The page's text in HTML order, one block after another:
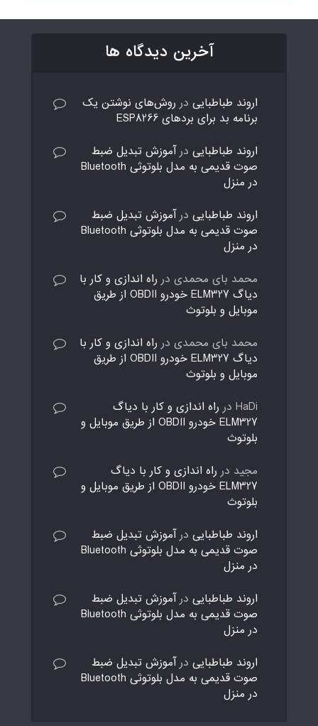
آخرین دیدگاه ها
اروند طباطبایی در روش‌های نوشتن یک
برنامه بد برای بردهای ESP8266
اروند طباطبایی درآموزش تبدیل ضبط
صوت قدیمی به مدل بلوتوثی Bluetooth
در منزل
اروند طباطبایی درآموزش تبدیل ضبط
صوت قدیمی به مدل بلوتوثی Bluetooth
در منزل
محمد بای محمدی در راه اندازی و کار با
دیاگ ELM327 خودرو OBDII از طریق
موبایل و بلوتوث
محمد بای محمدی در راه اندازی و کار با
دیاگ ELM327 خودرو OBDII از طریق
موبایل و بلوتوث
HaDi در راه اندازی و کار با دیاگ
ELM327 خودرو OBDII از طریق موبایل و
بلوتوث
مجید در راه اندازی و کار با دیاگ
ELM327 خودرو OBDII از طریق موبایل و
بلوتوث
اروند طباطبایی درآموزش تبدیل ضبط
صوت قدیمی به مدل بلوتوثی Bluetooth
در منزل
اروند طباطبایی درآموزش تبدیل ضبط
صوت قدیمی به مدل بلوتوثی Bluetooth
در منزل
اروند طباطبایی درآموزش تبدیل ضبط
صوت قدیمی به مدل بلوتوثی Bluetooth
در منزل